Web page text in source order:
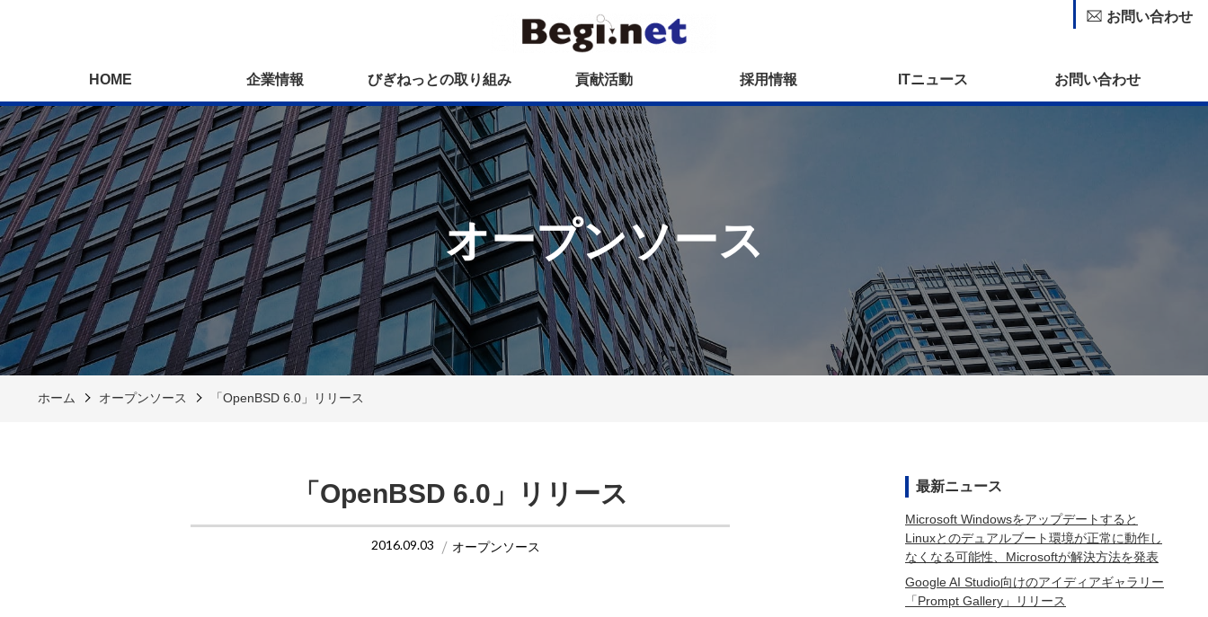
HOME 企業情報 びぎねっとの取り組み 貢献活動 採用情報 ITニュース お問い合わせ
お問い合わせ
オープンソース
ホーム オープンソース 「OpenBSD 6.0」リリース
「OpenBSD 6.0」リリース
2016.09.03 オープンソース
最新ニュース
Microsoft Windowsをアップデートすると
Linuxとのデュアルブート環境が正常に動作し
なくなる可能性、Microsoftが解決方法を発表
Google AI Studio向けのアイディアギャラリー
「Prompt Gallery」リリース